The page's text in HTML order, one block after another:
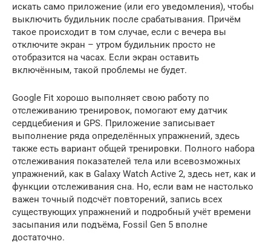
искать само приложение (или его уведомления), чтобы
выключить будильник после срабатывания. Причём
такое происходит в том случае, если с вечера вы
отключите экран – утром будильник просто не
отобразится на часах. Если экран оставить
включённым, такой проблемы не будет.
Google Fit хорошо выполняет свою работу по
отслеживанию тренировок, помогают ему датчик
сердцебиения и GPS. Приложение записывает
выполнение ряда определённых упражнений, здесь
также есть вариант общей тренировки. Полного набора
отслеживания показателей тела или всевозможных
упражнений, как в Galaxy Watch Active 2, здесь нет, как и
функции отслеживания сна. Но, если вам не настолько
важен точный подсчёт повторений, запись всех
существующих упражнений и подробный учёт времени
засыпания или подъёма, Fossil Gen 5 вполне
достаточно.